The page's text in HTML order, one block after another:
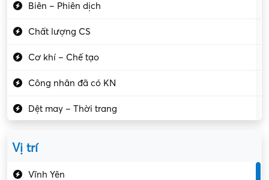
Biên – Phiên dịch
Chất lượng CS
Cơ khí – Chế tạo
Công nhân đã có KN
Dệt may – Thời trang
Vị trí
Vĩnh Yên